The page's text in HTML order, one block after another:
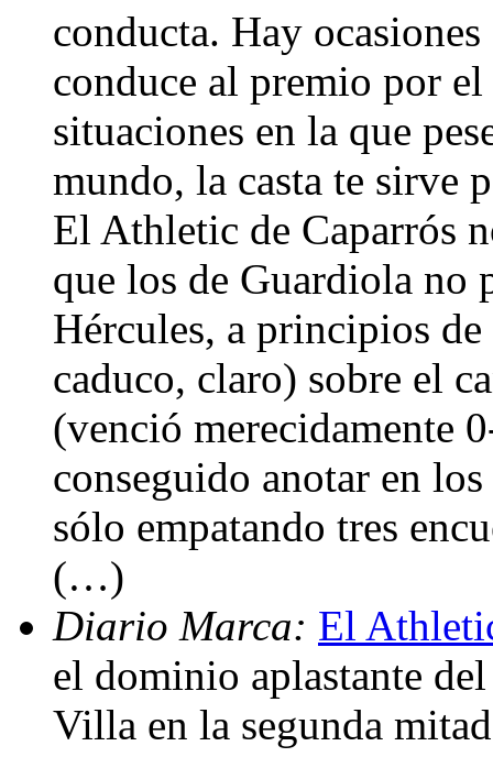
conducta. Hay
conduce al premio por
situaciones en la que
mundo, la casta te sirve
El Athletic de Caparrós
que los de Guardiola no
Hércules, a principios
caduco, claro) sobre el
(venció merecidamente
conseguido anotar en
sólo empatando tres
(…)
Diario Marca: El
el dominio aplastante
Villa en la segunda